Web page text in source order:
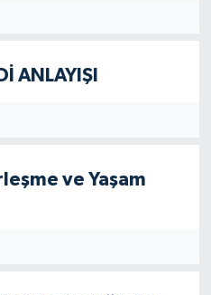
ANLAYIŞI
ve Yaşam